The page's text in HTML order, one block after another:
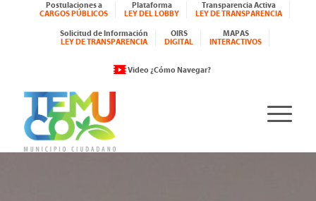
Postulaciones a
CARGOS PÚBLICOS
Plataforma
LEY DEL LOBBY
Transparencia Activa
LEY DE TRANSPARENCIA
Solicitud de Información
LEY DE TRANSPARENCIA
OIRS
DIGITAL
MAPAS
INTERACTIVOS
Video ¿Cómo Navegar?